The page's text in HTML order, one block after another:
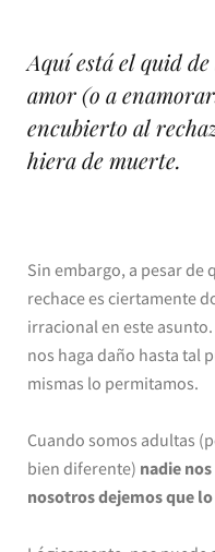
Aquí está el quid
amor (o a
encubierto al
hiera de muerte.
Sin embargo, a pesar de
rechace es ciertamente
irracional en este
nos haga daño hasta tal
mismas lo permitamos.
Cuando somos adultas
bien diferente) nadie
nosotros dejemos que